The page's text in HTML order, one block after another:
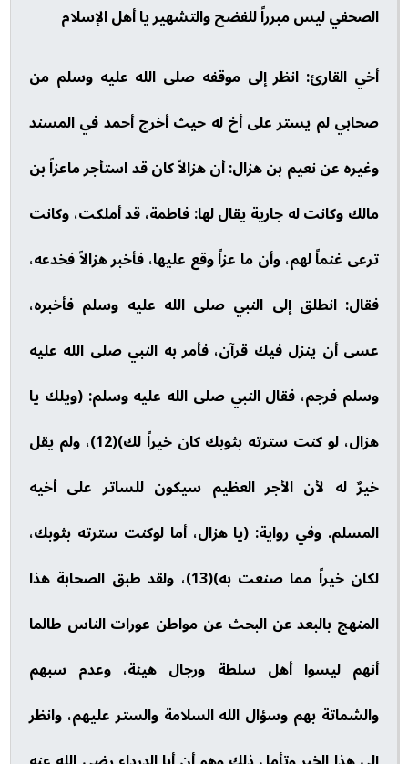
الصحفي ليس مبرراً للفضح والتشهير يا أهل الإسلام
أخي القارئ: انظر إلى موقفه صلى الله عليه وسلم من
صحابي لم يستر على أخ له حيث أخرج أحمد في المسند
وغيره عن نعيم بن هزال: أن هزالاً كان قد استأجر ماعزاً بن
مالك وكانت له جارية يقال لها: فاطمة، قد أملكت، وكانت
ترعى غنماً لهم، وأن ما عزاً وقع عليها، فأخبر هزالاً فخدعه،
فقال: انطلق إلى النبي صلى الله عليه وسلم فأخبره،
عسى أن ينزل فيك قرآن، فأمر به النبي صلى الله عليه
وسلم فرجم، فقال النبي صلى الله عليه وسلم: (ويلك يا
هزال، لو كنت سترته بثوبك كان خيراً لك)(12)، ولم يقل
خيرٌ له لأن الأجر العظيم سيكون للساتر على أخيه
المسلم. وفي رواية: (يا هزال، أما لوكنت سترته بثوبك،
لكان خيراً مما صنعت به)(13)، ولقد طبق الصحابة هذا
المنهج بالبعد عن البحث عن مواطن عورات الناس طالما
أنهم ليسوا أهل سلطة ورجال هيئة، وعدم سبهم
والشماتة بهم وسؤال الله السلامة والستر عليهم، وانظر